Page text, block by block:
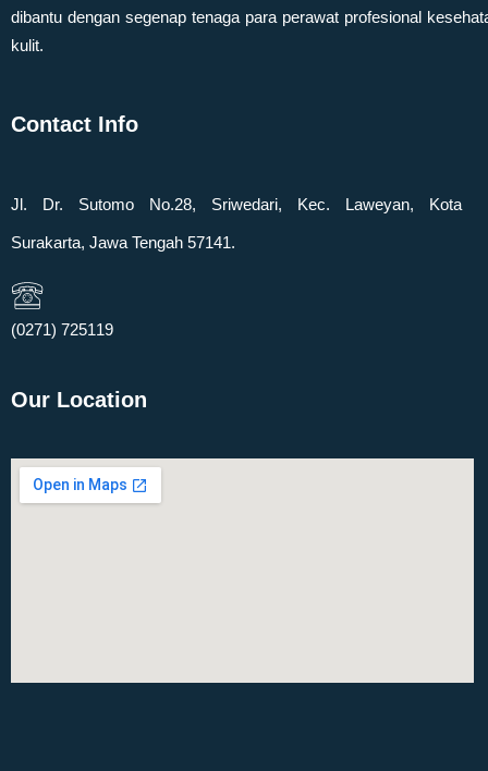
dibantu dengan segenap tenaga para perawat profesional
kulit.
Contact Info
Jl. Dr. Sutomo No.28, Sriwedari, Kec. Laweyan, Kota
Surakarta, Jawa Tengah 57141.
(0271) 725119​
Our Location